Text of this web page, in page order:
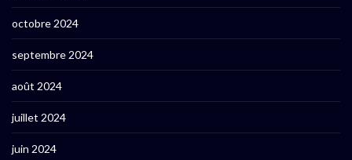
octobre 2024
septembre 2024
août 2024
juillet 2024
juin 2024